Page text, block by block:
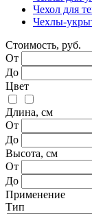
Чехол для
Чехлы-
Стоимость, руб.
От
До
Цвет
Длина, см
От
До
Высота, см
От
До
Применение
Тип